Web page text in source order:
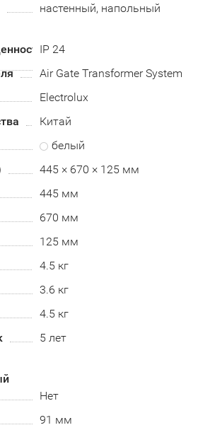
настенный, напольный
IP 24
Air Gate Transformer System
Electrolux
Китай
белый
445 × 670 × 125 мм
445 мм
670 мм
125 мм
4.5 кг
3.6 кг
4.5 кг
5 лет
Нет
91 мм